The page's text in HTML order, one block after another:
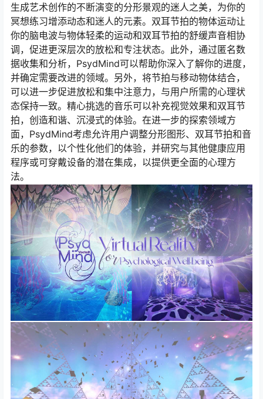
生成艺术创作的不断演变的分形景观的迷人之美，为你的
冥想练习增添动态和迷人的元素。双耳节拍的物体运动让
你的脑电波与物体轻柔的运动和双耳节拍的舒缓声音相协
调，促进更深层次的放松和专注状态。此外，通过匿名数
据收集和分析，PsydMind可以帮助你深入了解你的进度，
并确定需要改进的领域。另外，将节拍与移动物体结合，
可以进一步促进放松和集中注意力，与用户所需的心理状
态保持一致。精心挑选的音乐可以补充视觉效果和双耳节
拍，创造和谐、沉浸式的体验。在进一步的探索领域方
面，PsydMind考虑允许用户调整分形图形、双耳节拍和音
乐的参数，以个性化他们的体验，并研究与其他健康应用
程序或可穿戴设备的潜在集成，以提供更全面的心理方
法。